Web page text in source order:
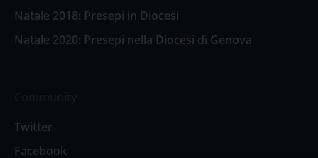
Natale 2018: Presepi in Diocesi
Natale 2020: Presepi nella Diocesi di Genova
Twitter
Facebook